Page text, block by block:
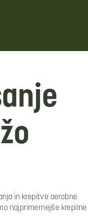
in krepitve aerobne
najprimernejše krepilne